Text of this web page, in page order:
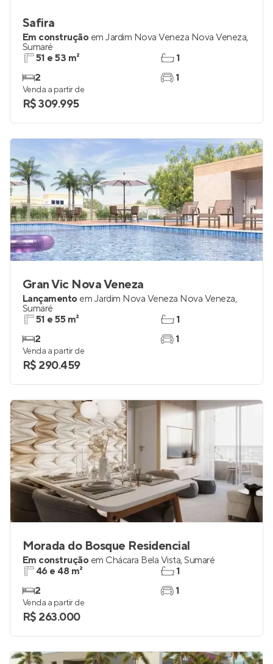
Safira
Em construção em Jardim Nova Veneza Nova Veneza,
Sumaré
51 e 53 m²
2
1
1
Venda a partir de
R$ 309.995
Gran Vic Nova Veneza
Lançamento em Jardim Nova Veneza Nova Veneza,
Sumaré
51 e 55 m²
2
1
1
Venda a partir de
R$ 290.459
Morada do Bosque Residencial
Em construção em Chácara Bela Vista,Sumaré
46 e 48 m²
2
1
1
Venda a partir de
R$ 263.000